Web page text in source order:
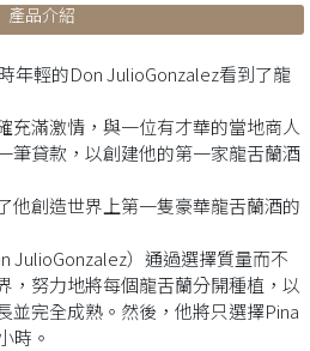
產品介紹
年輕的Don JulioGonzalez看到了龍
充滿激情，與一位有才華的當地商人
筆貸款，以創建他的第一家龍舌蘭酒
他創造世界上第一隻豪華龍舌蘭酒的
）通過選擇質量而不
，努力地將每個龍舌蘭分開種植，以
並完全成熟。然後，他將只選擇Pina
時。